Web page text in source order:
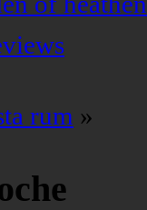
rum »